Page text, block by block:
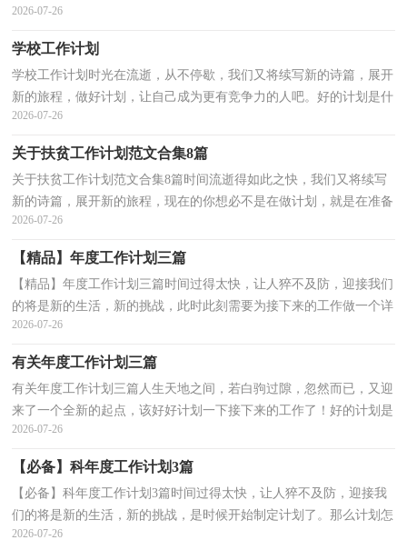
才合适呢？下面是小编整理的年度工作计划10篇，欢迎阅...
2026-07-26
学校工作计划
学校工作计划时光在流逝，从不停歇，我们又将续写新的诗篇，展开
新的旅程，做好计划，让自己成为更有竞争力的人吧。好的计划是什
么样的呢？以下是小编精心整理的学校工作计划，仅供参考，希...
2026-07-26
关于扶贫工作计划范文合集8篇
关于扶贫工作计划范文合集8篇时间流逝得如此之快，我们又将续写
新的诗篇，展开新的旅程，现在的你想必不是在做计划，就是在准备
做计划吧。什么样的计划才是好的计划呢？下面是小编帮...
2026-07-26
【精品】年度工作计划三篇
【精品】年度工作计划三篇时间过得太快，让人猝不及防，迎接我们
的将是新的生活，新的挑战，此时此刻需要为接下来的工作做一个详
细的计划了。好的计划都具备一些什么特点呢？以下是小...
2026-07-26
有关年度工作计划三篇
有关年度工作计划三篇人生天地之间，若白驹过隙，忽然而已，又迎
来了一个全新的起点，该好好计划一下接下来的工作了！好的计划是
什么样的呢？下面是小编整理的年度工作计划3篇，仅供参考，...
2026-07-26
【必备】科年度工作计划3篇
【必备】科年度工作计划3篇时间过得太快，让人猝不及防，迎接我
们的将是新的生活，新的挑战，是时候开始制定计划了。那么计划怎
么拟定才能发挥它最大的作用呢？以下是小编收集整理的...
2026-07-26